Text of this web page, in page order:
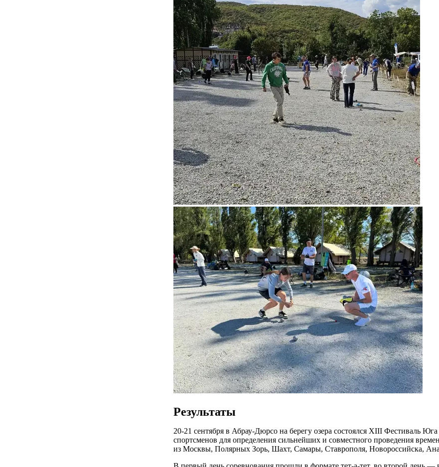
Результаты
20-21 сентября в Абрау-Дюрсо на берегу озера состоялся XIII Фестиваль
спортсменов для определения сильнейших и совместного проведения
из Москвы, Полярных Зорь, Шахт, Самары, Ставрополя, Новороссийска,